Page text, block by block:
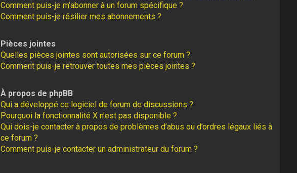
Comment puis-je m’abonner à un forum spécifique ?
Comment puis-je résilier mes abonnements ?
Pièces jointes
Quelles pièces jointes sont autorisées sur ce forum ?
Comment puis-je retrouver toutes mes pièces jointes ?
À propos de phpBB
Qui a développé ce logiciel de forum de discussions ?
Pourquoi la fonctionnalité X n’est pas disponible ?
Qui dois-je contacter à propos de problèmes d’abus ou d’ordres légaux liés à
ce forum ?
Comment puis-je contacter un administrateur du forum ?